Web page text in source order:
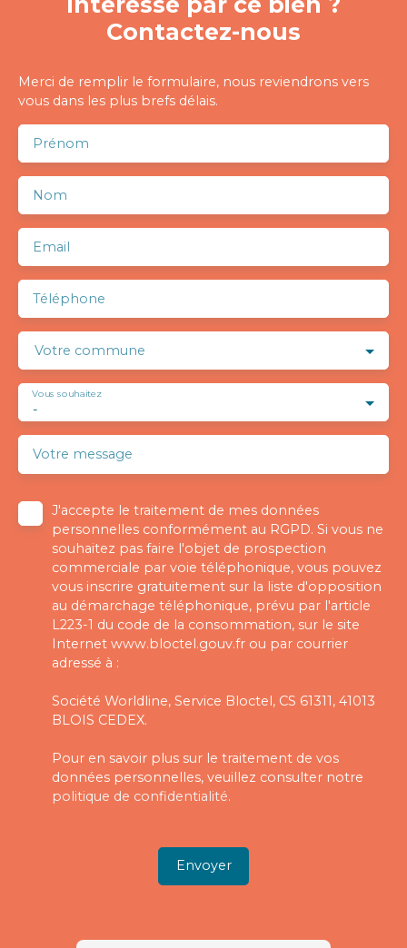
Contactez-nous
Merci de remplir le formulaire, nous reviendrons vers
vous dans les plus brefs délais.
Prénom
Nom
Email
Téléphone
Votre commune
-
Vous souhaitez
Votre message
J'accepte le traitement de mes données
personnelles conformément au RGPD. Si vous ne
souhaitez pas faire l'objet de prospection
commerciale par voie téléphonique, vous pouvez
vous inscrire gratuitement sur la liste d'opposition
au démarchage téléphonique, prévu par l'article
L223-1 du code de la consommation, sur le site
Internet www.bloctel.gouv.fr ou par courrier
adressé à :
Société Worldline, Service Bloctel, CS 61311, 41013
BLOIS CEDEX.
Pour en savoir plus sur le traitement de vos
données personnelles, veuillez consulter notre
politique de confidentialité.
Envoyer